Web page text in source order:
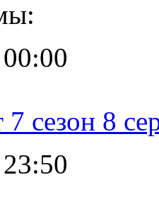
сезон 8